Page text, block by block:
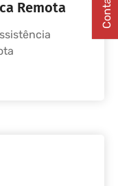
Remota Contact